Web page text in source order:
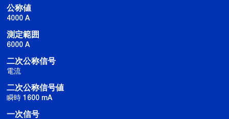
公称値
4000 A
測定範囲
6000 A
二次公称信号
電流
二次公称信号値
瞬時 1600 mA
一次信号